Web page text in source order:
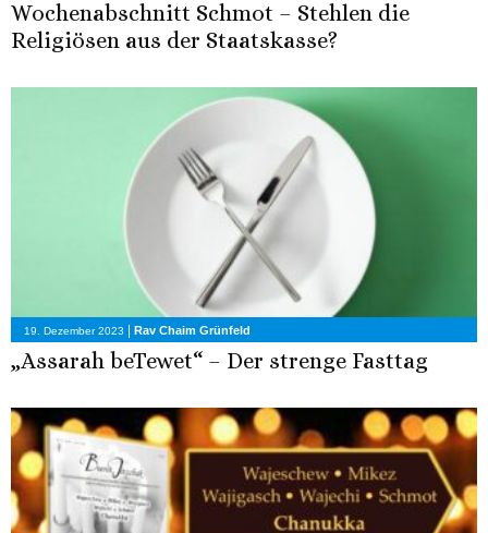
Wochenabschnitt Schmot – Stehlen die
Religiösen aus der Staatskasse?
19. Dezember 2023 Rav Chaim Grünfeld
„Assarah beTewet“ – Der strenge Fasttag